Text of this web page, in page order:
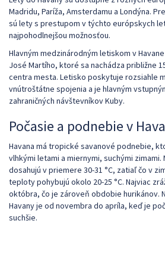
Madridu, Paríža, Amsterdamu a Londýna.
sú lety s prestupom v týchto európskych
najpohodlnejšou možnosťou.
Hlavným medzinárodným letiskom v
José Martího, ktoré sa nachádza približne
centra mesta. Letisko poskytuje rozsiahle
vnútroštátne spojenia a je hlavným
zahraničných návštevníkov Kuby.
Počasie a podnebie v
Havana má tropické savanové podnebie,
vlhkými letami a miernymi, suchými
dosahujú v priemere 30-31 °C, zatiaľ čo v
teploty pohybujú okolo 20-25 °C. Najviac
októbra, čo je zároveň obdobie hurikánov.
Havany je od novembra do apríla, keď je
suchšie.